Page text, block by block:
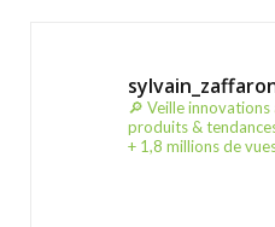
🔎 Veille
produits &
+ 1,8 millions de